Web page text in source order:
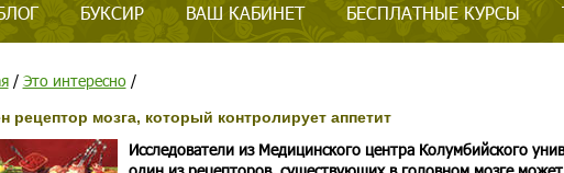
БУКСИР ВАШ КАБИНЕТ БЕСПЛАТНЫЕ КУРСЫ
/ Это интересно/
рецептор мозга, который контролирует аппетит
Исследователи из Медицинского центра Колумбийского